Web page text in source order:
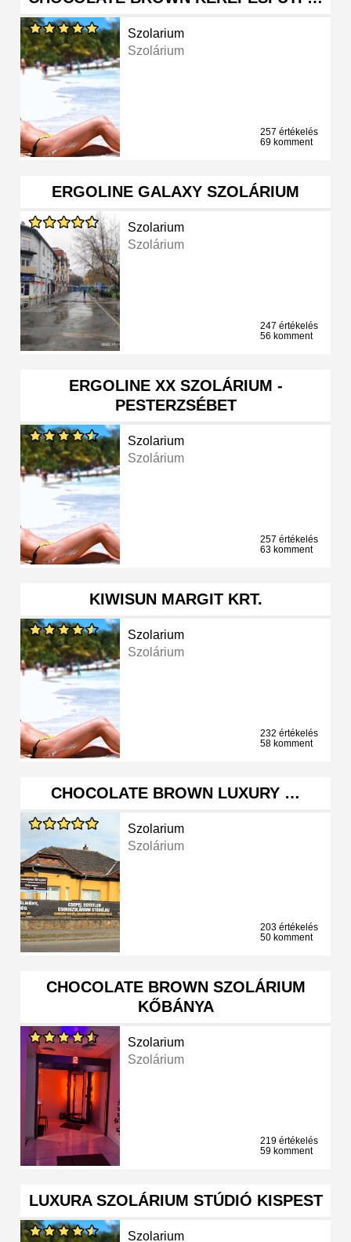
Szolarium
Szolárium
257 értékelés
69 komment
ERGOLINE GALAXY SZOLÁRIUM
Szolarium
Szolárium
247 értékelés
56 komment
ERGOLINE XX SZOLÁRIUM -
PESTERZSÉBET
Szolarium
Szolárium
257 értékelés
63 komment
KIWISUN MARGIT KRT.
Szolarium
Szolárium
232 értékelés
58 komment
CHOCOLATE BROWN LUXURY …
Szolarium
Szolárium
203 értékelés
50 komment
CHOCOLATE BROWN SZOLÁRIUM
KŐBÁNYA
Szolarium
Szolárium
219 értékelés
59 komment
LUXURA SZOLÁRIUM STÚDIÓ KISPEST
Szolarium